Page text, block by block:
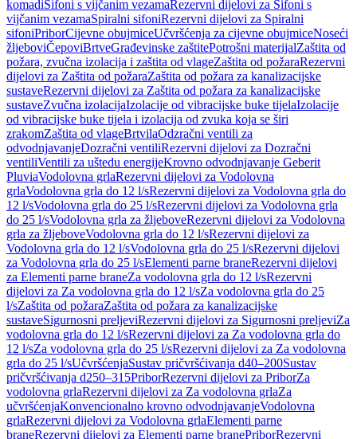
komadiSifoni s vijčanim vezamaRezervni dijelovi za Sifoni s
vijčanim vezamaSpiralni sifoniRezervni dijelovi za Spiralni
sifoniPriborCijevne obujmiceUčvršćenja za cijevne obujmiceNoseći
žljeboviČepoviBrtveGrađevinske zaštitePotrošni materijalZaštita od
požara, zvučna izolacija i zaštita od vlageZaštita od požaraRezervni
dijelovi za Zaštita od požaraZaštita od požara za kanalizacijske
sustaveRezervni dijelovi za Zaštita od požara za kanalizacijske
sustaveZvučna izolacijaIzolacije od vibracijske buke tijelaIzolacije
od vibracijske buke tijela i izolacija od zvuka koja se širi
zrakomZaštita od vlageBrtvilaOdzračni ventili za
odvodnjavanjeDozračni ventiliRezervni dijelovi za Dozračni
ventiliVentili za uštedu energijeKrovno odvodnjavanje Geberit
PluviaVodolovna grlaRezervni dijelovi za Vodolovna
grlaVodolovna grla do 12 l/sRezervni dijelovi za Vodolovna grla do
12 l/sVodolovna grla do 25 l/sRezervni dijelovi za Vodolovna grla
do 25 l/sVodolovna grla za žljeboveRezervni dijelovi za Vodolovna
grla za žljeboveVodolovna grla do 12 l/sRezervni dijelovi za
Vodolovna grla do 12 l/sVodolovna grla do 25 l/sRezervni dijelovi
za Vodolovna grla do 25 l/sElementi parne braneRezervni dijelovi
za Elementi parne braneZa vodolovna grla do 12 l/sRezervni
dijelovi za Za vodolovna grla do 12 l/sZa vodolovna grla do 25
l/sZaštita od požaraZaštita od požara za kanalizacijske
sustaveSigurnosni preljeviRezervni dijelovi za Sigurnosni preljeviZa
vodolovna grla do 12 l/sRezervni dijelovi za Za vodolovna grla do
12 l/sZa vodolovna grla do 25 l/sRezervni dijelovi za Za vodolovna
grla do 25 l/sUčvršćenjaSustav pričvršćivanja d40–200Sustav
pričvršćivanja d250–315PriborRezervni dijelovi za PriborZa
vodolovna grlaRezervni dijelovi za Za vodolovna grlaZa
učvršćenjaKonvencionalno krovno odvodnjavanjeVodolovna
grlaRezervni dijelovi za Vodolovna grlaElementi parne
braneRezervni dijelovi za Elementi parne branePriborRezervni